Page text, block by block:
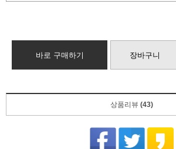
바로 구매하기 장바구니
상품리뷰 (43)